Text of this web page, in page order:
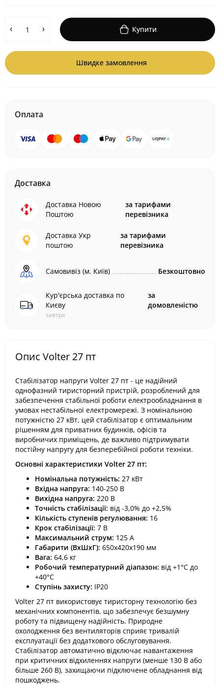
Купити
Швидке замовлення
Оплата
Доставка
Доставка Новою
Поштою
за тарифами
перевізника
Доставка Укр
поштою
за тарифами
перевізника
Самовивіз (м. Київ) Безкоштовно
Кур'єрська доставка по
Києву
завтра
за
домовленістю
Опис Volter 27 пт
Стабілізатор напруги Volter 27 пт - це надійний
однофазний тиристорний пристрій, розроблений для
забезпечення стабільної роботи електрообладнання в
умовах нестабільної електромережі. З номінальною
потужністю 27 кВт, цей стабілізатор є оптимальним
рішенням для приватних будинків, офісів та
виробничих приміщень, де важливо підтримувати
постійну напругу для безперебійної роботи техніки.
Основні характеристики Volter 27 пт:
Номінальна потужність: 27 кВт
Вхідна напруга: 140-250 В
Вихідна напруга: 220 В
Точність стабілізації: від -3,0% до +2,5%
Кількість ступенів регулювання: 16
Крок стабілізації: 7 В
Максимальний струм: 125 А
Габарити (ВхШхГ): 650х420х190 мм
Вага: 64,6 кг
Робочий температурний діапазон: від +1°C до
+40°C
Ступінь захисту: IP20
Volter 27 пт використовує тиристорну технологію без
механічних компонентів, що забезпечує безшумну
роботу та підвищену надійність. Природне
охолодження без вентиляторів сприяє тривалій
експлуатації без додаткового обслуговування.
Стабілізатор автоматично відключає навантаження
при критичних відхиленнях напруги (менше 130 В або
більше 260 В), захищаючи підключене обладнання від
пошкоджень.